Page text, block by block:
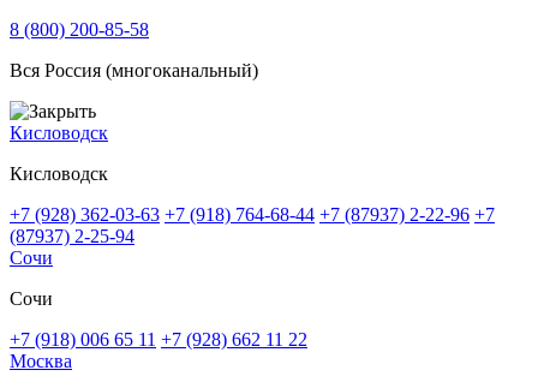
8 (800) 200-85-58
Вся Россия (многоканальный)
Кисловодск
Кисловодск
+7 (928) 362-03-63 +7 (918) 764-68-44 +7 (87937) 2-22-96 +7
(87937) 2-25-94
Сочи
Сочи
+7 (918) 006 65 11 +7 (928) 662 11 22
Москва